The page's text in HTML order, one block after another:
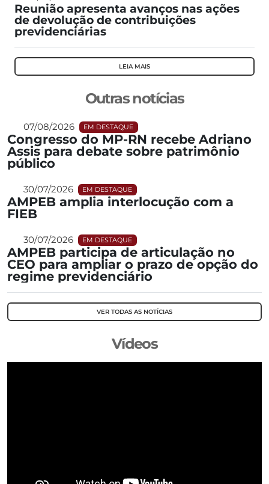
Reunião apresenta avanços nas ações
de devolução de contribuições
previdenciárias
LEIA MAIS
Outras notícias
07/08/2026 EM DESTAQUE
Congresso do MP-RN recebe Adriano
Assis para debate sobre patrimônio
público
30/07/2026 EM DESTAQUE
AMPEB amplia interlocução com a
FIEB
30/07/2026 EM DESTAQUE
AMPEB participa de articulação no
CEO para ampliar o prazo de opção do
regime previdenciário
VER TODAS AS NOTÍCIAS
Vídeos